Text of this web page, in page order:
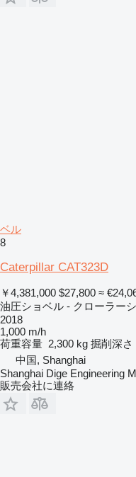
ベル
8
Caterpillar CAT323D
￥4,381,000 $27,800 ≈
油圧ショベル - クローラー
2018
1,000 m/h
荷重容量 2,300 kg 掘削深さ
中国, Shanghai
Shanghai Dige Engineering
販売会社に連絡